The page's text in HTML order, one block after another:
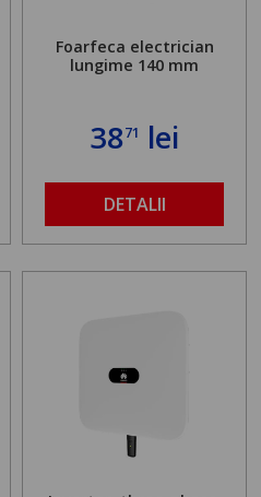
Foarfeca electrician
lungime 140 mm
3871 lei
DETALII